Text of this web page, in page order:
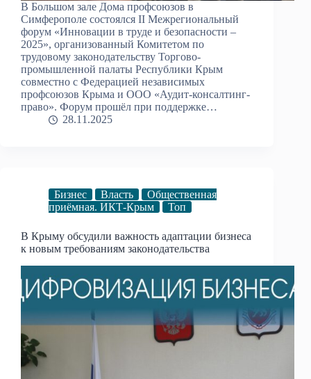
В Большом зале Дома профсоюзов в
Симферополе состоялся II Межрегиональный
форум «Инновации в труде и безопасности –
2025», организованный Комитетом по
трудовому законодательству Торгово-
промышленной палаты Республики Крым
совместно с Федерацией независимых
профсоюзов Крыма и ООО «Аудит-консалтинг-
право». Форум прошёл при поддержке…
28.11.2025
Бизнес Власть
Общественная
приёмная. ИКТ-Крым
Топ
В Крыму обсудили важность адаптации бизнеса
к новым требованиям законодательства